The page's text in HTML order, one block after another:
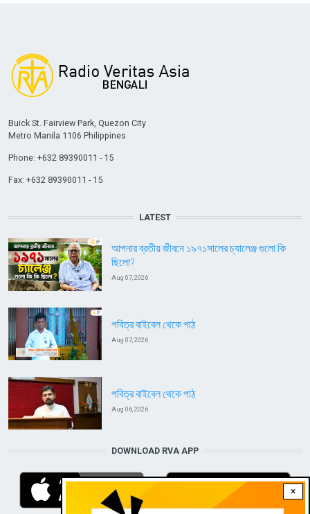
×
Buick St. Fairview Park, Quezon City
Metro Manila 1106 Philippines
Phone: +632 89390011 - 15
Fax: +632 89390011 - 15
LATEST
আপনার ব্রতীয় জীবনে ১৯৭১সালের চ্যালেঞ্জ গুলো কি
ছিলো?
Aug 07, 2026
পবিত্র বাইবেল থেকে পাঠ
Aug 07, 2026
পবিত্র বাইবেল থেকে পাঠ
Aug 06, 2026
DOWNLOAD RVA APP